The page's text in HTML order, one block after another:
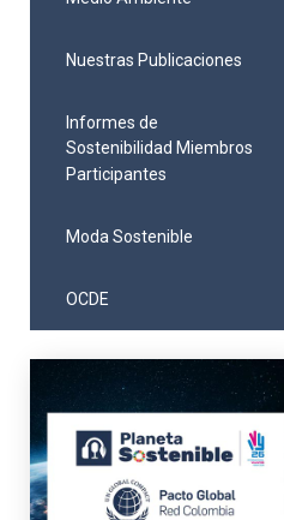
Nuestras Publicaciones
Informes de
Sostenibilidad Miembros
Participantes
Moda Sostenible
OCDE